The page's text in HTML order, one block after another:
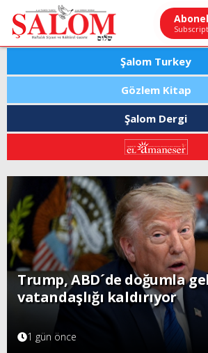
Şalom Turkey
Gözlem Kitap
Şalom Dergi
Trump, ABD´de doğumla
vatandaşlığı kaldırıyor
1 gün önce